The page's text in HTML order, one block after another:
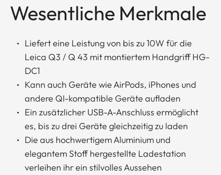
Wesentliche Merkmale
Liefert eine Leistung von bis zu 10W für die
Leica Q3 / Q 43 mit montiertem Handgriff HG-
DC1
Kann auch Geräte wie AirPods, iPhones und
andere QI-kompatible Geräte aufladen
Ein zusätzlicher USB-A-Anschluss ermöglicht
es, bis zu drei Geräte gleichzeitig zu laden
Die aus hochwertigem Aluminium und
elegantem Stoff hergestellte Ladestation
verleihen ihr ein stilvolles Aussehen